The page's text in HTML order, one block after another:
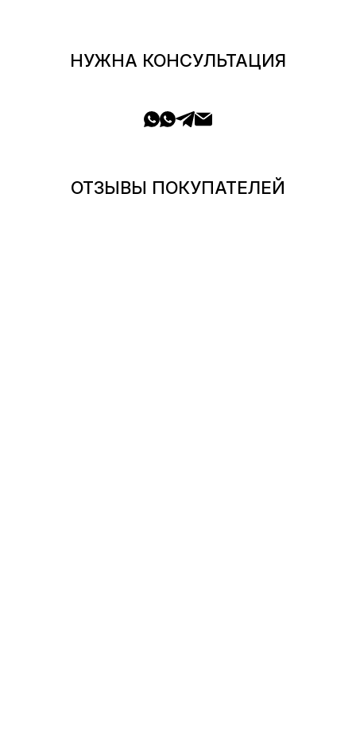
НУЖНА КОНСУЛЬТАЦИЯ
ОТЗЫВЫ ПОКУПАТЕЛЕЙ